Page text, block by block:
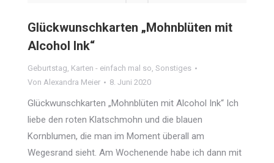
Glückwunschkarten „Mohnblüten mit
Alcohol Ink“
Geburtstag, Karten - einfach mal so, Sonstiges
Von Alexandra Meier 8. Juni 2020
Glückwunschkarten „Mohnblüten mit Alcohol Ink“ Ich
liebe den roten Klatschmohn und die blauen
Kornblumen, die man im Moment überall am
Wegesrand sieht. Am Wochenende habe ich dann mit